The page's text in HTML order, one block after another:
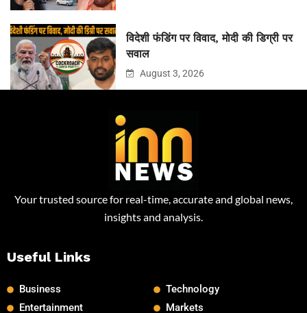
विदेशी फंडिंग पर विवाद, मोदी की डिग्री पर
सवाल
August 3, 2026
Your trusted source for real-time, accurate and global news,
insights and analysis.
Useful Links
Business
Entertainment
Technology
Markets